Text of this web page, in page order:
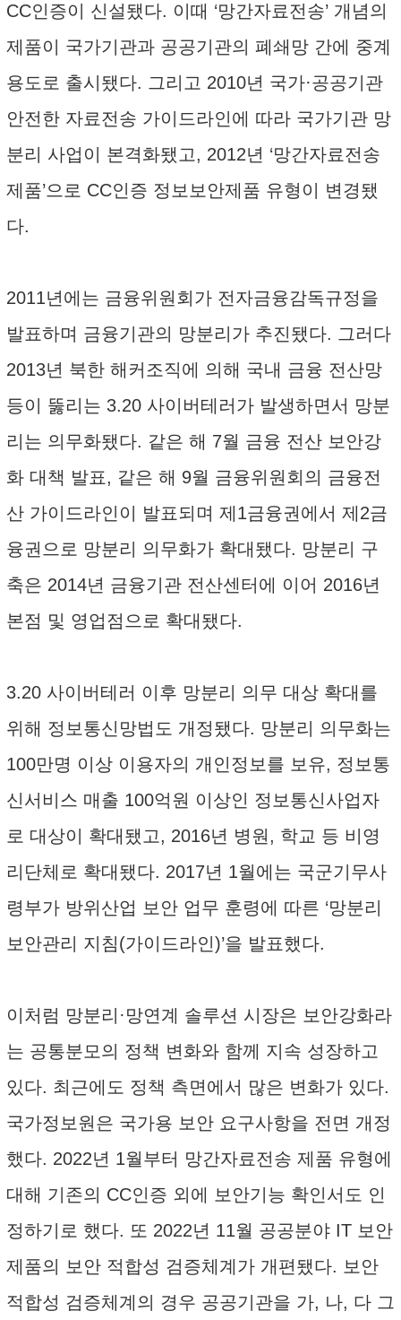
CC인증이 신설됐다. 이때 ‘망간자료전송’ 개념의
제품이 국가기관과 공공기관의 폐쇄망 간에 중계
용도로 출시됐다. 그리고 2010년 국가·공공기관
안전한 자료전송 가이드라인에 따라 국가기관 망
분리 사업이 본격화됐고, 2012년 ‘망간자료전송
제품’으로 CC인증 정보보안제품 유형이 변경됐
다.
2011년에는 금융위원회가 전자금융감독규정을
발표하며 금융기관의 망분리가 추진됐다. 그러다
2013년 북한 해커조직에 의해 국내 금융 전산망
등이 뚫리는 3.20 사이버테러가 발생하면서 망분
리는 의무화됐다. 같은 해 7월 금융 전산 보안강
화 대책 발표, 같은 해 9월 금융위원회의 금융전
산 가이드라인이 발표되며 제1금융권에서 제2금
융권으로 망분리 의무화가 확대됐다. 망분리 구
축은 2014년 금융기관 전산센터에 이어 2016년
본점 및 영업점으로 확대됐다.
3.20 사이버테러 이후 망분리 의무 대상 확대를
위해 정보통신망법도 개정됐다. 망분리 의무화는
100만명 이상 이용자의 개인정보를 보유, 정보통
신서비스 매출 100억원 이상인 정보통신사업자
로 대상이 확대됐고, 2016년 병원, 학교 등 비영
리단체로 확대됐다. 2017년 1월에는 국군기무사
령부가 방위산업 보안 업무 훈령에 따른 ‘망분리
보안관리 지침(가이드라인)’을 발표했다.
이처럼 망분리·망연계 솔루션 시장은 보안강화라
는 공통분모의 정책 변화와 함께 지속 성장하고
있다. 최근에도 정책 측면에서 많은 변화가 있다.
국가정보원은 국가용 보안 요구사항을 전면 개정
했다. 2022년 1월부터 망간자료전송 제품 유형에
대해 기존의 CC인증 외에 보안기능 확인서도 인
정하기로 했다. 또 2022년 11월 공공분야 IT 보안
제품의 보안 적합성 검증체계가 개편됐다. 보안
적합성 검증체계의 경우 공공기관을 가, 나, 다 그